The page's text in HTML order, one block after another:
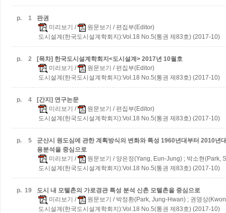
p. 1
판권
미리보기 / 원문보기 / 편집부(Editor)
도시설계(한국도시설계학회지):Vol.18 No.5(통권 제83호) (2017-10)
p. 2
[목차] 한국도시설계학회지<도시설계> 2017년 10월호
미리보기 / 원문보기 / 편집부(Editor)
도시설계(한국도시설계학회지):Vol.18 No.5(통권 제83호) (2017-10)
p. 4
[간지] 연구논문
미리보기 / 원문보기 / 편집부(Editor)
도시설계(한국도시설계학회지):Vol.18 No.5(통권 제83호) (2017-10)
p. 5 군산시 원도심에 관한 계획방식의 변화와 특성 1960년대부터 2010년
용분석을 중심으로
미리보기 / 원문보기 / 양은정(Yang, Eun-Jung) ; 박소현(Park,
도시설계(한국도시설계학회지):Vol.18 No.5(통권 제83호) (2017-10)
p. 19 도시 내 모텔촌의 가로경관 특성 분석 신촌 모텔촌을 중심으로
미리보기 / 원문보기 / 박정환(Park, Jung-Hwan) ; 권영상
도시설계(한국도시설계학회지):Vol.18 No.5(통권 제83호) (2017-10)